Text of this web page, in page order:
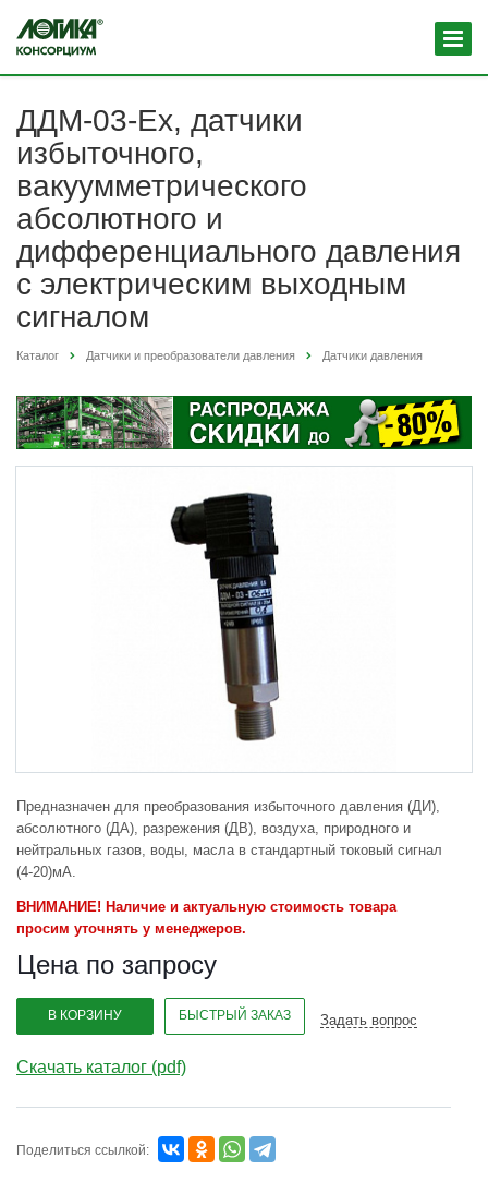
ДДМ-03-Ех, датчики
избыточного,
вакуумметрического
абсолютного и
дифференциального давления
с электрическим выходным
сигналом
Каталог Датчики и преобразователи давления Датчики давления
Предназначен для преобразования избыточного давления (ДИ),
абсолютного (ДА), разрежения (ДВ), воздуха, природного и
нейтральных газов, воды, масла в стандартный токовый сигнал
(4-20)мА.
ВНИМАНИЕ! Наличие и актуальную стоимость товара
просим уточнять у менеджеров.
Цена по запросу
В КОРЗИНУ БЫСТРЫЙ ЗАКАЗ Задать вопрос
Скачать каталог (pdf)
Поделиться ссылкой: